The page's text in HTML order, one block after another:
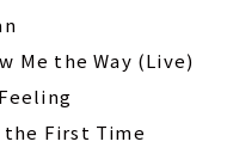
Me the Way (Live)
the First Time